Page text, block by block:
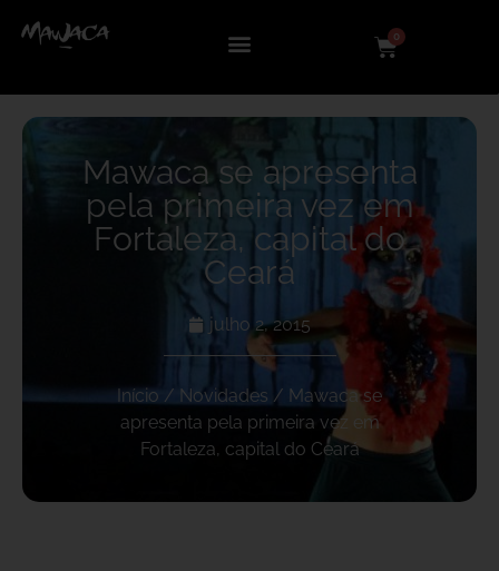
0
Mawaca se apresenta
pela primeira vez em
Fortaleza, capital do
Ceará
julho 2, 2015
Início / Novidades / Mawaca se
apresenta pela primeira vez em
Fortaleza, capital do Ceará